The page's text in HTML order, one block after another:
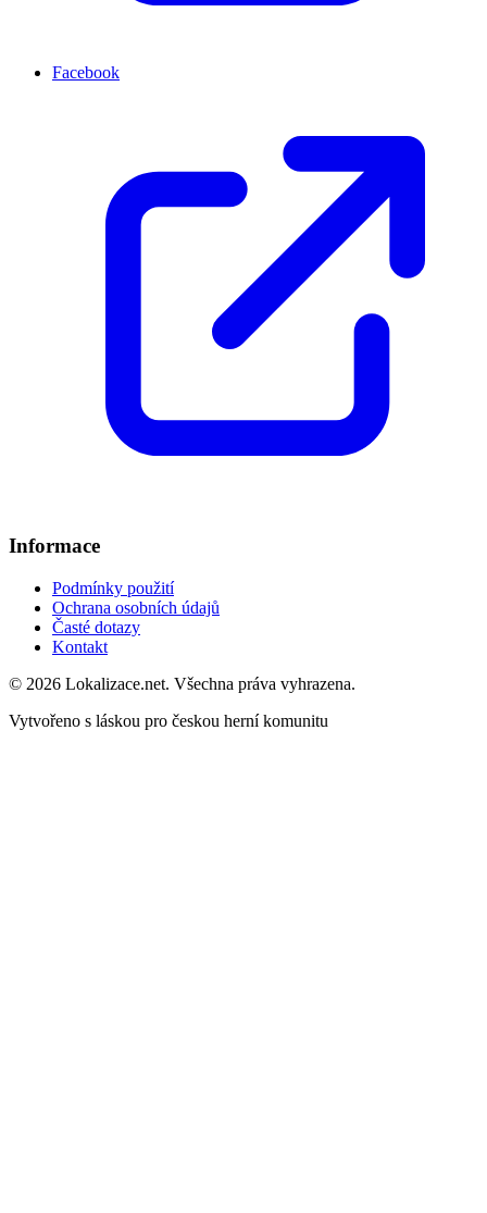
Facebook
Informace
Podmínky použití
Ochrana osobních údajů
Časté dotazy
Kontakt
© 2026 Lokalizace.net. Všechna práva vyhrazena.
Vytvořeno s láskou pro českou herní komunitu